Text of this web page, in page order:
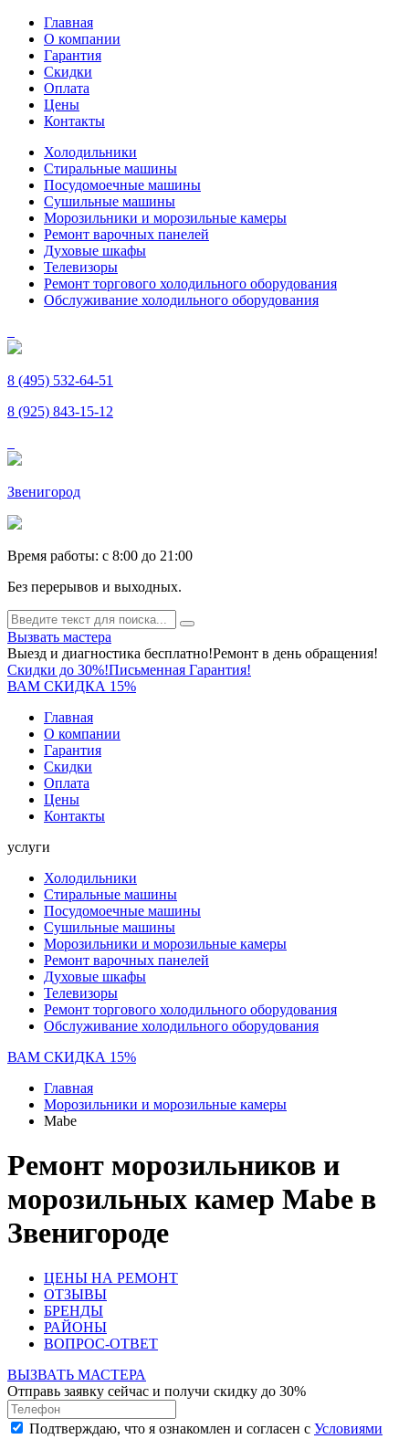
Главная
О компании
Гарантия
Скидки
Оплата
Цены
Контакты
Холодильники
Стиральные машины
Посудомоечные машины
Сушильные машины
Морозильники и морозильные камеры
Ремонт варочных панелей
Духовые шкафы
Телевизоры
Ремонт торгового холодильного оборудования
Обслуживание холодильного оборудования
8 (495) 532-64-51
8 (925) 843-15-12
Звенигород
Время работы: c 8:00 до 21:00
Без перерывов и выходных.
Вызвать мастера
Выезд и диагностика бесплатно!Ремонт в день обращения!
Скидки до 30%!Письменная Гарантия!
ВАМ СКИДКА 15%
Главная
О компании
Гарантия
Скидки
Оплата
Цены
Контакты
услуги
Холодильники
Стиральные машины
Посудомоечные машины
Сушильные машины
Морозильники и морозильные камеры
Ремонт варочных панелей
Духовые шкафы
Телевизоры
Ремонт торгового холодильного оборудования
Обслуживание холодильного оборудования
ВАМ СКИДКА 15%
Главная
Морозильники и морозильные камеры
Mabe
Ремонт морозильников и
морозильных камер Mabe в
Звенигороде
ЦЕНЫ НА РЕМОНТ
ОТЗЫВЫ
БРЕНДЫ
РАЙОНЫ
ВОПРОС-ОТВЕТ
ВЫЗВАТЬ МАСТЕРА
Отправь заявку сейчас и получи скидку до 30%
Подтверждаю, что я ознакомлен и согласен с Условиями